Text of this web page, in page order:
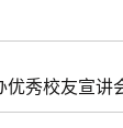
优秀校友宣讲